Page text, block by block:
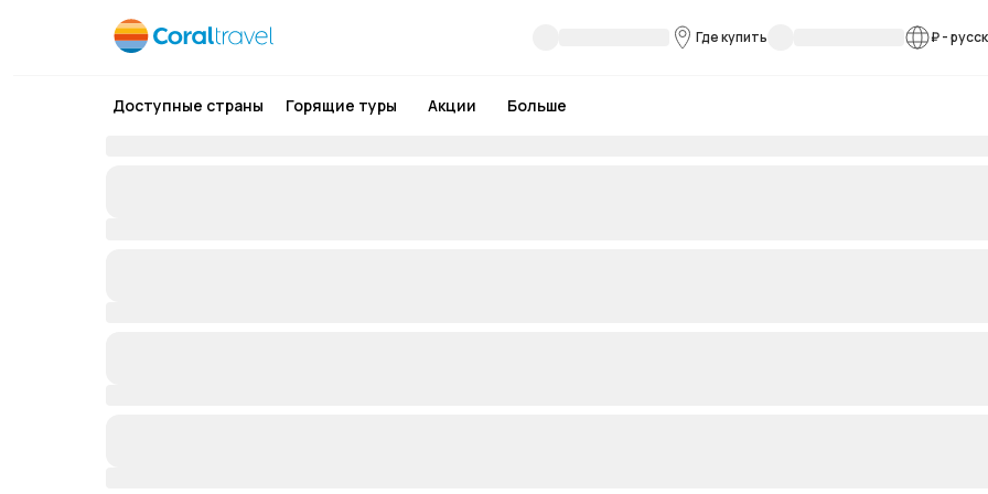
Где купить ₽-
Доступные страны Горящие туры Акции Больше